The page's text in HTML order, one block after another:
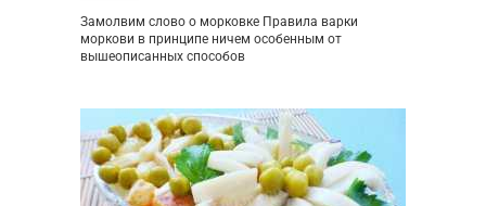
Замолвим слово о морковке Правила варки
моркови в принципе ничем особенным от
вышеописанных способов